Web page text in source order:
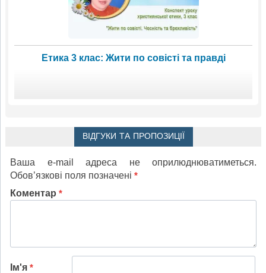
Етика 3 клас: Жити по совісті та правді
ВІДГУКИ ТА ПРОПОЗИЦІЇ
Ваша e-mail адреса не оприлюднюватиметься.
Обов’язкові поля позначені *
Коментар *
Ім'я *